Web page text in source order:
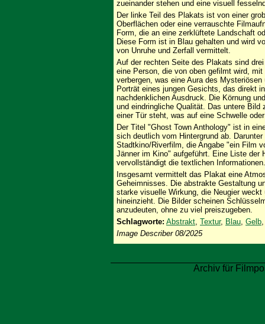
zueinander stehen und eine visuell
Der linke Teil des Plakats ist von einer
Oberflächen oder eine verrauschte
Form, die an eine zerklüftete Landschaft
Diese Form ist in Blau gehalten und wird
von Unruhe und Zerfall vermittelt.
Auf der rechten Seite des Plakats sind
eine Person, die von oben gefilmt wird,
verbergen, was eine Aura des
Porträt eines jungen Gesichts, das direkt
nachdenklichen Ausdruck. Die Körnung
und eindringliche Qualität. Das untere
einer Tür steht, was auf eine Schwelle
Der Titel "Ghost Town Anthology" ist in
sich deutlich vom Hintergrund ab.
Stadtkino/Riverfilm, die Angabe "ein Film
Jänner im Kino" aufgeführt. Eine Liste der
vervollständigt die textlichen Informationen.
Insgesamt vermittelt das Plakat eine
Geheimnisses. Die abstrakte Gestaltung
starke visuelle Wirkung, die Neugier
hineinzieht. Die Bilder scheinen
anzudeuten, ohne zu viel preiszugeben.
Schlagworte: Abstrakt, Textur, Blau, Gelb
Image Describer 08/2025
Archiv für